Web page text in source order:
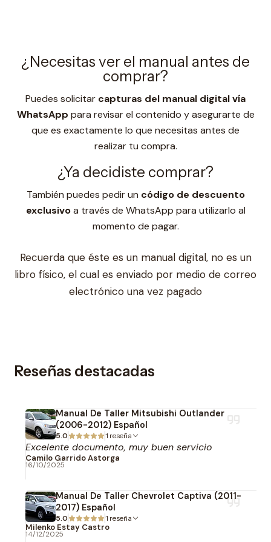
¿Necesitas ver el manual antes de
comprar?
Puedes solicitar capturas del manual digital vía
WhatsApp para revisar el contenido y asegurarte de
que es exactamente lo que necesitas antes de
realizar tu compra.
¿Ya decidiste comprar?
También puedes pedir un código de descuento
exclusivoa través de WhatsApp para utilizarlo al
momento de pagar.
Recuerda que éste es un manual digital, no es un
libro físico, el cual es enviado por medio de correo
electrónico una vez pagado
Reseñas destacadas
Manual De Taller Mitsubishi Outlander
(2006-2012) Español
5.0 1 reseña
Excelente documento, muy buen servicio
Camilo Garrido Astorga
16/10/2025
Manual De Taller Chevrolet Captiva (2011-
2017) Español
5.0 1 reseña
Milenko Estay Castro
14/12/2025